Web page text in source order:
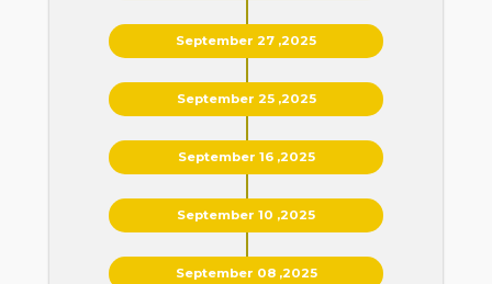
September 27 ,2025
September 25 ,2025
September 16 ,2025
September 10 ,2025
September 08 ,2025